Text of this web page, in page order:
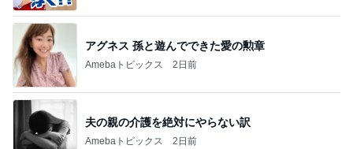
アグネス 孫と遊んでできた愛の勲章
Amebaトピックス 2日前
夫の親の介護を絶対にやらない訳
Amebaトピックス 2日前